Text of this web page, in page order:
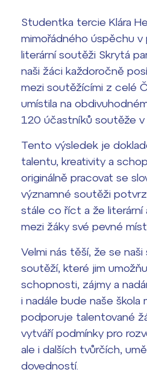
Výsledky 1. kola
2026/2027
Maturitní zkoušky
Europass
FOCUSing
Zahraniční stipendia
ČAG studentský
Maturitní témata
Harmonogram
Termíny maturit
Bakaláři
Office 365
Studentka tercie Klára
mimořádného úspěchu
literární soutěži Skrytá
naši žáci každoročně
mezi soutěžícími z celé
umístila na
120 účastníků soutěže v
Tento výsledek je
talentu, kreativity a
originálně pracovat se
významné soutěži
stále co říct a že literární
mezi žáky své pevné
Velmi nás těší, že se
soutěží, které jim
schopnosti, zájmy a
i nadále bude naše škola
podporuje talentované
vytváří podmínky pro
ale i dalších tvůrčích,
dovedností.